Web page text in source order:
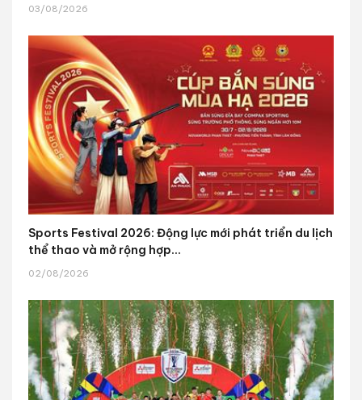
03/08/2026
Sports Festival 2026: Động lực mới phát triển du lịch
thể thao và mở rộng hợp...
02/08/2026